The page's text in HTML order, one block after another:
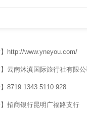
】http://www.yneyou.com/
】云南沐滇国际旅行社有限公
】8719 1343 5110 928
】招商银行昆明广福路支行